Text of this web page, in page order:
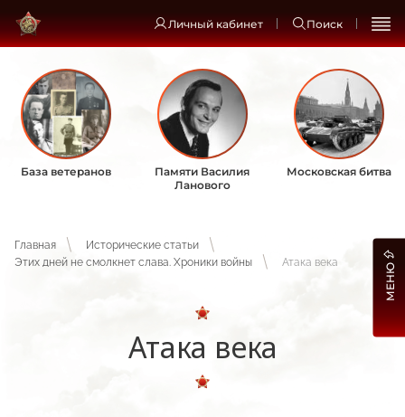
Личный кабинет Поиск
База ветеранов
Памяти Василия
Ланового
Московская битва
Главная
Исторические статьи
Этих дней не смолкнет слава. Хроники войны
Атака века
Атака века
МЕНЮ